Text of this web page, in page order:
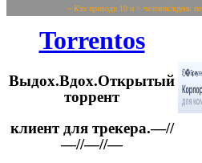
~ Кто приводи 10 и > человек/вдень
Torrentos
торрент